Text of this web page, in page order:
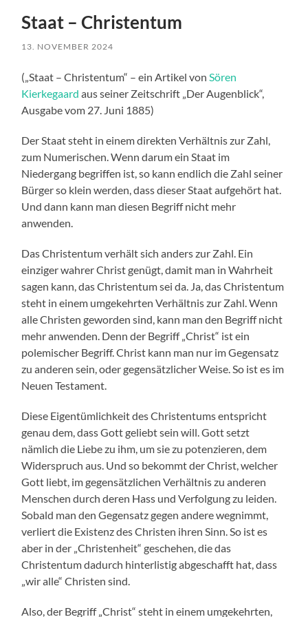
Staat – Christentum
13. NOVEMBER 2024
(„Staat – Christentum“ – ein Artikel vonSören
Kierkegaard aus seiner Zeitschrift „Der Augenblick“,
Ausgabe vom 27. Juni 1885)
Der Staat steht in einem direkten Verhältnis zur Zahl,
zum Numerischen. Wenn darum ein Staat im
Niedergang begriffen ist, so kann endlich die Zahl seiner
Bürger so klein werden, dass dieser Staat aufgehört hat.
Und dann kann man diesen Begriff nicht mehr
anwenden.
Das Christentum verhält sich anders zur Zahl. Ein
einziger wahrer Christ genügt, damit man in Wahrheit
sagen kann, das Christentum sei da. Ja, das Christentum
steht in einem umgekehrten Verhältnis zur Zahl. Wenn
alle Christen geworden sind, kann man den Begriff nicht
mehr anwenden. Denn der Begriff „Christ“ ist ein
polemischer Begriff. Christ kann man nur im Gegensatz
zu anderen sein, oder gegensätzlicher Weise. So ist es im
Neuen Testament.
Diese Eigentümlichkeit des Christentums entspricht
genau dem, dass Gott geliebt sein will. Gott setzt
nämlich die Liebe zu ihm, um sie zu potenzieren, dem
Widerspruch aus. Und so bekommt der Christ, welcher
Gott liebt, im gegensätzlichen Verhältnis zu anderen
Menschen durch deren Hass und Verfolgung zu leiden.
Sobald man den Gegensatz gegen andere wegnimmt,
verliert die Existenz des Christen ihren Sinn. So ist es
aber in der „Christenheit“ geschehen, die das
Christentum dadurch hinterlistig abgeschafft hat, dass
„wir alle“ Christen sind.
Also, der Begriff „Christ“ steht in einem umgekehrten,